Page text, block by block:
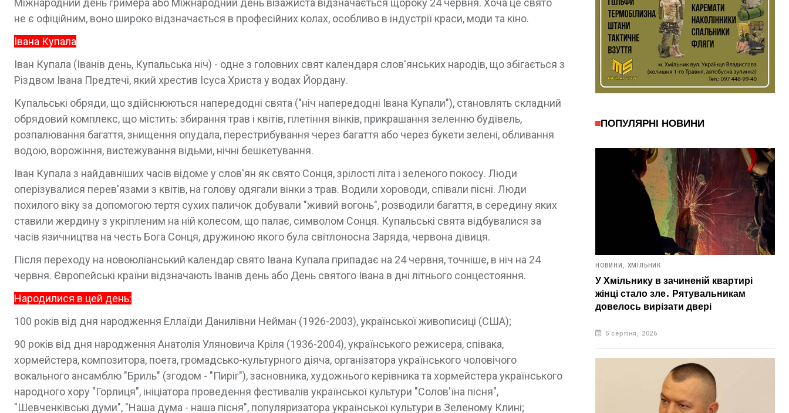
Міжнародний день гримера або Міжнародний день візажиста відзначається щороку 24 червня. Хоча це свято
не є офіційним, воно широко відзначається в професійних колах, особливо в індустрії краси, моди та кіно.
Івана Купала
Іван Купала (Іванів день, Купальська ніч) - одне з головних свят календаря слов'янських народів, що збігається з
Різдвом Івана Предтечі, який хрестив Ісуса Христа у водах Йордану.
Купальські обряди, що здійснюються напередодні свята ("ніч напередодні Івана Купали"), становлять складний
обрядовий комплекс, що містить: збирання трав і квітів, плетіння вінків, прикрашання зеленню будівель,
розпалювання багаття, знищення опудала, перестрибування через багаття або через букети зелені, обливання
водою, ворожіння, вистежування відьми, нічні бешкетування.
Іван Купала з найдавніших часів відоме у слов'ян як свято Сонця, зрілості літа і зеленого покосу. Люди
оперізувалися перев'язами з квітів, на голову одягали вінки з трав. Водили хороводи, співали пісні. Люди
похилого віку за допомогою тертя сухих паличок добували "живий вогонь", розводили багаття, в середину яких
ставили жердину з укріпленим на ній колесом, що палає, символом Сонця. Купальські свята відбувалися за
часів язичництва на честь Бога Сонця, дружиною якого була світлоносна Заряда, червона дівиця.
Після переходу на новоюліанський календар свято Івана Купала припадає на 24 червня, точніше, в ніч на 24
червня. Європейські країни відзначають Іванів день або День святого Івана в дні літнього сонцестояння.
Народилися в цей день:
100 років від дня народження Еллаїди Данилівни Нейман (1926-2003), української живописиці (США);
90 років від дня народження Анатолія Уляновича Кріля (1936-2004), українського режисера, співака,
хормейстера, композитора, поета, громадсько-культурного діяча, організатора українського чоловічого
вокального ансамблю "Бриль" (згодом - "Пиріг"), засновника, художнього керівника та хормейстера українського
народного хору "Горлиця", ініціатора проведення фестивалів української культури "Солов'їна пісня",
"Шевченківські думи", "Наша дума - наша пісня", популяризатора української культури в Зеленому Клині;
ПОПУЛЯРНІ НОВИНИ
НОВИНИ, ХМІЛЬНИК
У Хмільнику в зачиненій квартирі
жінці стало зле. Рятувальникам
довелось вирізати двері
5 серпня, 2026